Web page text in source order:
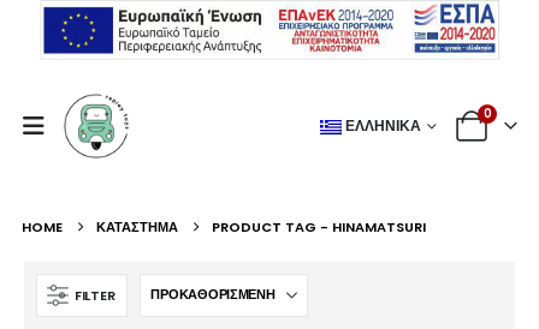
ΕΛΛΗΝΙΚΆ
0
HOME ΚΑΤΆΣΤΗΜΑ PRODUCT TAG - HINAMATSURI
FILTER